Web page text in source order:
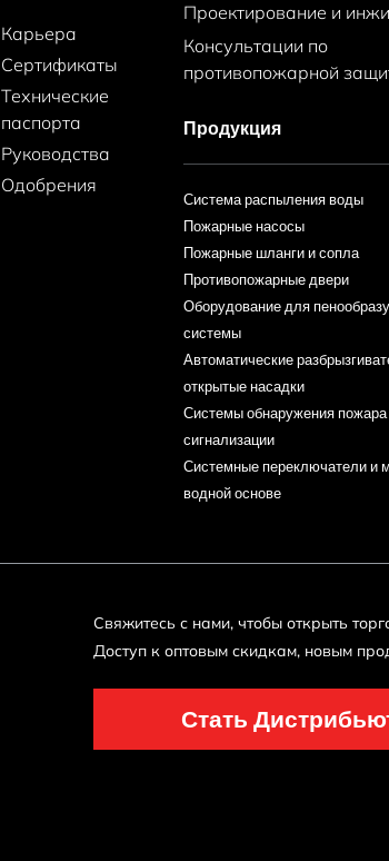
Карьера
Сертификаты
Технические
паспорта
Руководства
Одобрения
Проектирование и
Консультации по
противопожарной
Продукция
Система распыления воды
Пожарные насосы
Пожарные шланги и сопла
Противопожарные двери
Оборудование для
системы
Автоматические
открытые насадки
Системы обнаружения
сигнализации
Системные переключатели и
водной основе
Свяжитесь с нами, чтобы открыть
Доступ к оптовым скидкам, новым
Стать